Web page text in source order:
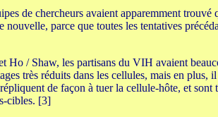
de chercheurs avaient apparemment
parce que toutes les tentatives
Ho / Shaw, les partisans du VIH avaient
très réduits dans les cellules, mais en
de façon à tuer la cellule-hôte, et
cibles. [3]